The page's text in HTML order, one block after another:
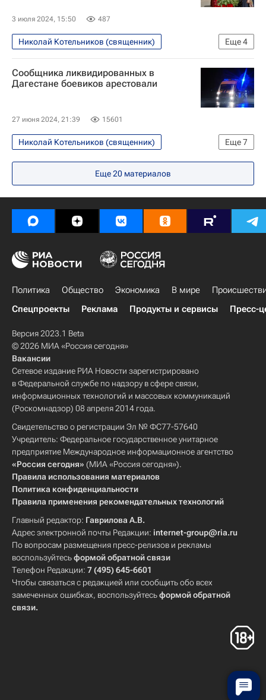
3 июля 2024, 15:50 487
Еще4
Николай Котельников (священник)
Махачкала
Дербент
Россия
Сообщника ликвидированных в
Дагестане боевиков арестовали
27 июня 2024, 21:39 15601
Еще7
Николай Котельников (священник)
Происшествия
Дербент
Махачкала
Единая Россия
Сергокалинский район
Республика Дагестан
Еще20 материалов
Политика Общество Экономика В мире
Спецпроекты
Реклама Продукты и сервисы Пресс-
Версия 2023.1 Beta
© 2026 МИА «Россия сегодня»
Вакансии
Сетевое издание РИА Новости зарегистрировано
в Федеральной службе по надзору в сфере связи,
информационных технологий и массовых коммуникаций
(Роскомнадзор) 08 апреля 2014 года.
Свидетельство о регистрации Эл № ФС77-57640
Учредитель: Федеральное государственное унитарное
предприятие Международное информационное агентство
«Россия сегодня» (МИА «Россия сегодня»).
Правила использования материалов
Политика конфиденциальности
Правила применения рекомендательных технологий
Главный редактор: Гаврилова А.В.
Адрес электронной почты Редакции: internet-group@ria.ru
По вопросам размещения пресс-релизов и рекламы
воспользуйтесьформой обратной связи
Телефон Редакции: 7 (495) 645-6601
Чтобы связаться с редакцией или сообщить обо всех
замеченных ошибках, воспользуйтесьформой обратной
связи.